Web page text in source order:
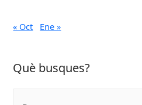
« Oct Ene »
Què busques?